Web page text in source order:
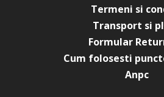
Termeni si
Transport si
Formular
Cum folosesti
Anpc